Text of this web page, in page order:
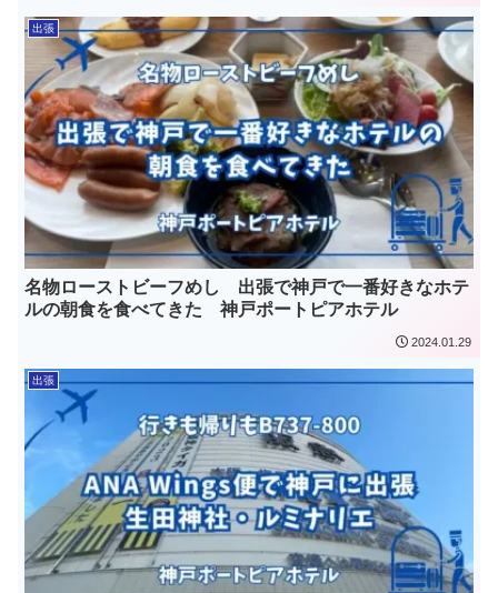
出張
名物ローストビーフめし 出張で神戸で一番好きなホテ
ルの朝食を食べてきた 神戸ポートピアホテル
2024.01.29
出張